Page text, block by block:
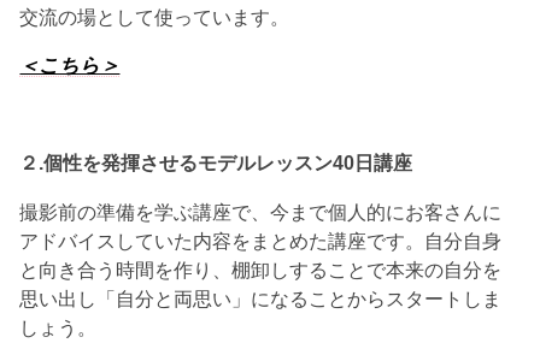
交流の場として使っています。
＜こちら＞
２.個性を発揮させるモデルレッスン40日講座
撮影前の準備を学ぶ講座で、今まで個人的にお客さんに
アドバイスしていた内容をまとめた講座です。自分自身
と向き合う時間を作り、棚卸しすることで本来の自分を
思い出し「自分と両思い」になることからスタートしま
しょう。